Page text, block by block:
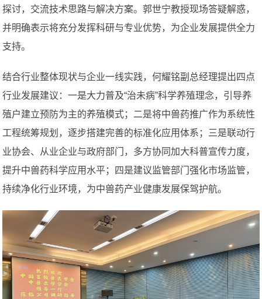
探讨，交流技术思路与解决方案。郭世宁教授现场答疑解惑，
并明确表示将充分发挥科研与专业优势，为企业发展提供全力
支持。
结合行业整体现状与企业一线实践，何耀铭副总经理提出四点
行业发展建议：一是大力普及“治未病”科学养殖理念，引导养
殖户建立预防为主的养殖模式；二是将中兽药推广作为系统性
工程统筹规划，逐步搭建完善的标准化应用体系；三是联动行
业协会、从业企业与政府部门，多方协同加大科普宣传力度，
提升中兽药科学应用水平；四是建议监管部门强化市场监管，
持续净化行业环境，为中兽药产业健康发展保驾护航。